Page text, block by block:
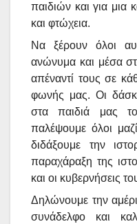
παιδιών και για μια
και φτώχεια.
Να ξέρουν όλοι
ανώνυμα και μέσα
απέναντί τους σε
φωνής μας. Οι
στα παιδιά μας
παλέψουμε όλοι
διδάξουμε την
παραχάραξη της
και οι κυβερνήσεις
Δηλώνουμε την
συνάδελφο και